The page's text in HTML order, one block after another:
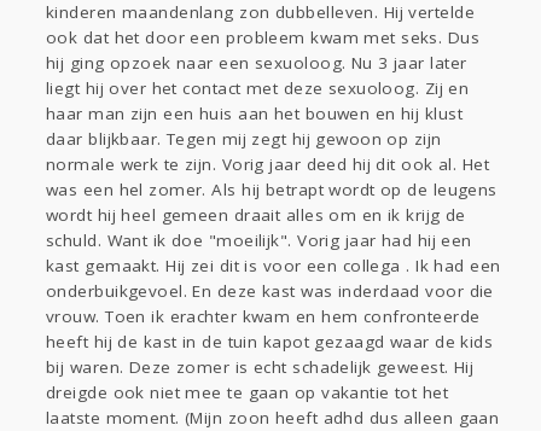
kinderen maandenlang zon dubbelleven. Hij vertelde
ook dat het door een probleem kwam met seks. Dus
hij ging opzoek naar een sexuoloog. Nu 3 jaar later
liegt hij over het contact met deze sexuoloog. Zij en
haar man zijn een huis aan het bouwen en hij klust
daar blijkbaar. Tegen mij zegt hij gewoon op zijn
normale werk te zijn. Vorig jaar deed hij dit ook al. Het
was een hel zomer. Als hij betrapt wordt op de leugens
wordt hij heel gemeen draait alles om en ik krijg de
schuld. Want ik doe "moeilijk". Vorig jaar had hij een
kast gemaakt. Hij zei dit is voor een collega . Ik had een
onderbuikgevoel. En deze kast was inderdaad voor die
vrouw. Toen ik erachter kwam en hem confronteerde
heeft hij de kast in de tuin kapot gezaagd waar de kids
bij waren. Deze zomer is echt schadelijk geweest. Hij
dreigde ook niet mee te gaan op vakantie tot het
laatste moment. (Mijn zoon heeft adhd dus alleen gaan